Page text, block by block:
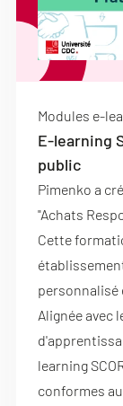
Modules e-
E-learning
public
Pimenko a
"Achats
Cette
personnalisé
Alignée avec
learning
conformes